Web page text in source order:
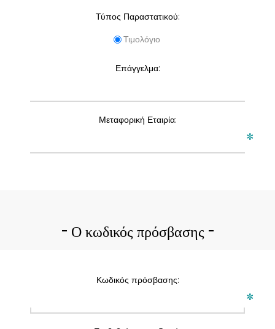
Τύπος Παραστατικού:
Τιμολόγιο
Επάγγελμα:
Μεταφορική Εταιρία:
*
Ο κωδικός πρόσβασης
Κωδικός πρόσβασης:
*